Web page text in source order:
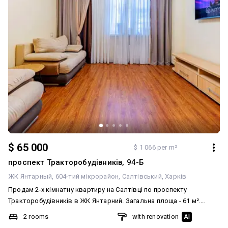
Реальному покупцю — торг! ВІДЕООГЛЯД!
$ 65 000 $ 1 066 per m²
проспект Тракторобудівників, 94-Б
ЖК Янтарный 604-тий мікрорайон Салтівський Харків
Продам 2-х кімнатну квартиру на Салтівці по проспекту
Тракторобудівників в ЖК Янтарний. Загальна площа - 61 м².
Розташована на 13 поверсі 16-поверхового будинку. Формат
квартири: кухня, спальня, вітальня, суміщений санвузол, , балкон.
2 rooms
with renovation AI